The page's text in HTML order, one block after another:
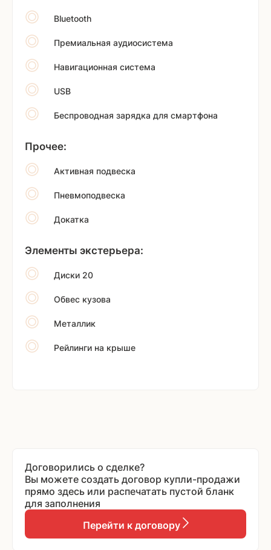
Bluetooth
Премиальная аудиосистема
Навигационная система
USB
Беспроводная зарядка для смартфона
Прочее:
Активная подвеска
Пневмоподвеска
Докатка
Элементы экстерьера:
Диски 20
Обвес кузова
Металлик
Рейлинги на крыше
Договорились о сделке?
Вы можете создать договор купли-продажи
прямо здесь или распечатать пустой бланк
для заполнения
Перейти к договору